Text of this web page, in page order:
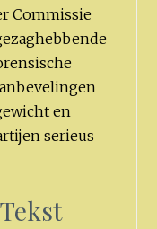
Commissie
en
serieus